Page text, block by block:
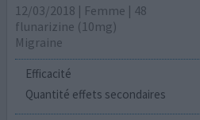
12/03/2018 | Femme | 48
flunarizine (10mg)
Migraine
Efficacité
Quantité effets secondaires